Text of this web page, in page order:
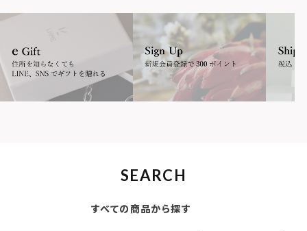
SEARCH
すべての商品から探す